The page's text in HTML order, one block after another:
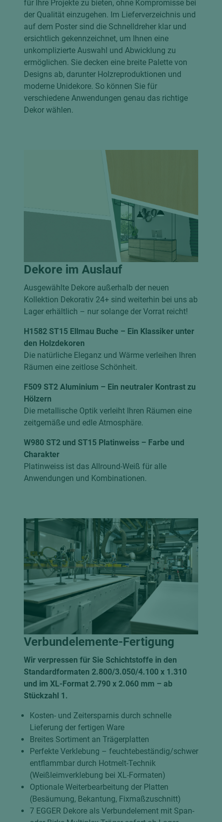
für Ihre Projekte zu bieten, ohne Kompromisse bei
der Qualität einzugehen. Im Lieferverzeichnis und
auf dem Poster sind die Schnelldreher klar und
ersichtlich gekennzeichnet, um Ihnen eine
unkomplizierte Auswahl und Abwicklung zu
ermöglichen. Sie decken eine breite Palette von
Designs ab, darunter Holzreproduktionen und
moderne Unidekore. So können Sie für
verschiedene Anwendungen genau das richtige
Dekor wählen.
Dekore im Auslauf
Ausgewählte Dekore außerhalb der neuen
Kollektion Dekorativ 24+ sind weiterhin bei uns ab
Lager erhältlich – nur solange der Vorrat reicht!
H1582 ST15 Ellmau Buche – Ein Klassiker unter
den Holzdekoren
Die natürliche Eleganz und Wärme verleihen Ihren
Räumen eine zeitlose Schönheit.
F509 ST2 Aluminium – Ein neutraler Kontrast zu
Hölzern
Die metallische Optik verleiht Ihren Räumen eine
zeitgemäße und edle Atmosphäre.
W980 ST2 und ST15 Platinweiss – Farbe und
Charakter
Platinweiss ist das Allround-Weiß für alle
Anwendungen und Kombinationen.
Verbundelemente-Fertigung
Wir verpressen für Sie Schichtstoffe in den
Standardformaten 2.800/3.050/4.100 x 1.310
und im XL-Format 2.790 x 2.060 mm – ab
Stückzahl 1.
Kosten- und Zeitersparnis durch schnelle
Lieferung der fertigen Ware
Breites Sortiment an Trägerplatten
Perfekte Verklebung – feuchtebeständig/schwer
entflammbar durch Hotmelt-Technik
(Weißleimverklebung bei XL-Formaten)
Optionale Weiterbearbeitung der Platten
(Besäumung, Bekantung, Fixmaßzuschnitt)
7 EGGER Dekore als Verbundelement mit Span-